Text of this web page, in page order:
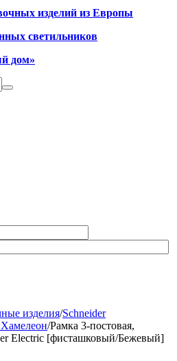
изделий из Европы
светильников
дом»
изделия/Schneider
/Рамка 3-постовая,
Electric [фисташковый/Бежевый]